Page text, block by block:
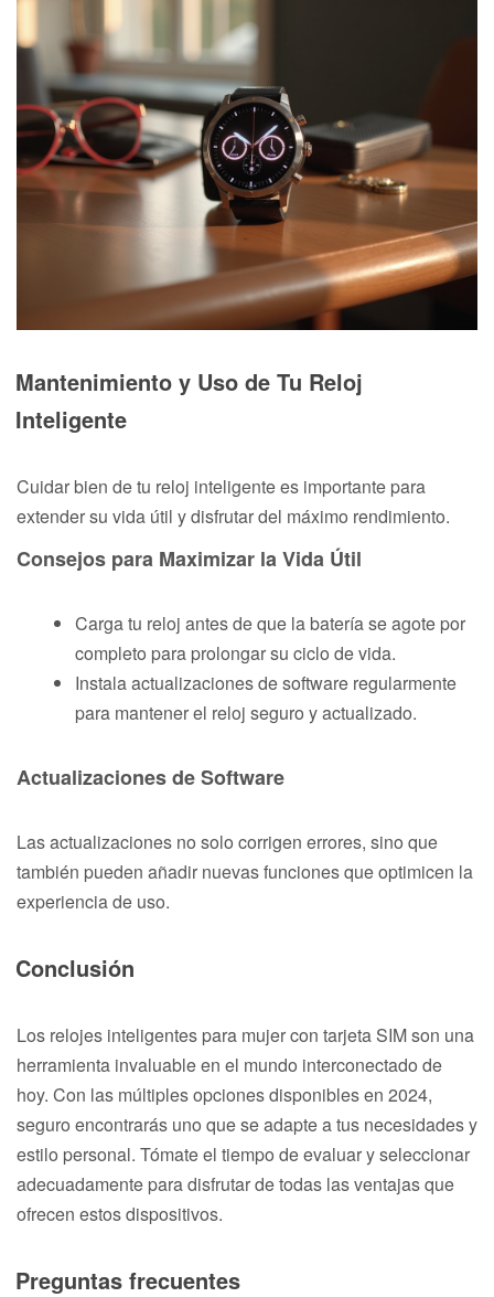
Mantenimiento y Uso de Tu Reloj
Inteligente
Cuidar bien de tu reloj inteligente es importante para
extender su vida útil y disfrutar del máximo rendimiento.
Consejos para Maximizar la Vida Útil
Carga tu reloj antes de que la batería se agote por
completo para prolongar su ciclo de vida.
Instala actualizaciones de software regularmente
para mantener el reloj seguro y actualizado.
Actualizaciones de Software
Las actualizaciones no solo corrigen errores, sino que
también pueden añadir nuevas funciones que optimicen la
experiencia de uso.
Conclusión
Los relojes inteligentes para mujer con tarjeta SIM son una
herramienta invaluable en el mundo interconectado de
hoy. Con las múltiples opciones disponibles en 2024,
seguro encontrarás uno que se adapte a tus necesidades y
estilo personal. Tómate el tiempo de evaluar y seleccionar
adecuadamente para disfrutar de todas las ventajas que
ofrecen estos dispositivos.
Preguntas frecuentes